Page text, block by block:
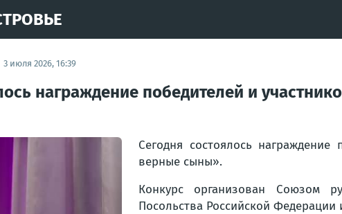
3 июля 2026, 16:39
награждение победителей и
Сегодня состоялось
верные сыны».
Конкурс организован Союзом
Посольства Российской